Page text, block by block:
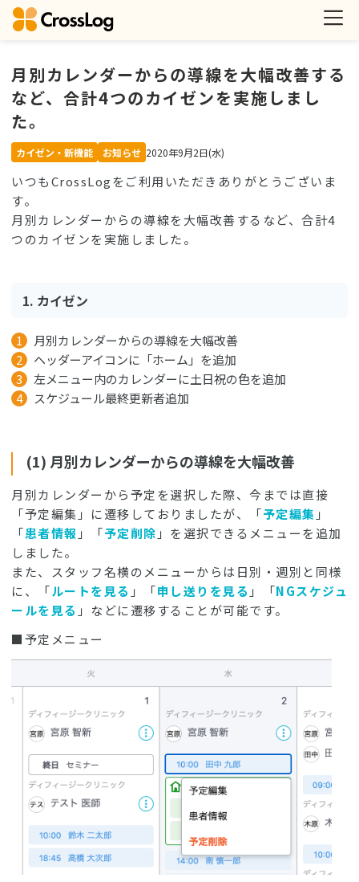
月別カレンダーからの導線を大幅改善する
など、合計4つのカイゼンを実施しまし
た。
カイゼン・新機能 お知らせ 2020年9月2日(水)
いつもCrossLogをご利用いただきありがとうございま
す。
月別カレンダーからの導線を大幅改善するなど、合計4
つのカイゼンを実施しました。
1. カイゼン
月別カレンダーからの導線を大幅改善
ヘッダーアイコンに「ホーム」を追加
左メニュー内のカレンダーに土日祝の色を追加
スケジュール最終更新者追加
(1) 月別カレンダーからの導線を大幅改善
月別カレンダーから予定を選択した際、今までは直接
「予定編集」に遷移しておりましたが、「予定編集 」
「患者情報 」「予定削除 」を選択できるメニューを追加
しました。
また、スタッフ名横のメニューからは日別・週別と同様
に、「ルートを見る 」「申し送りを見る 」「NGスケジュ
ールを見る 」などに遷移することが可能です。
■予定メニュー